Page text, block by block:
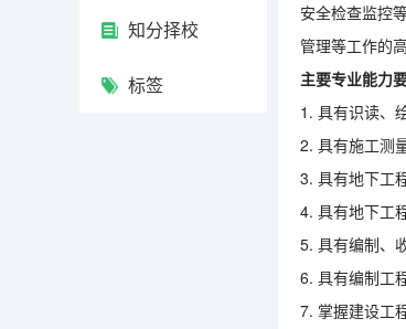
知分择校
标签
安全检查监控
管理等工作的
主要专业能力
1. 具有识读、
2. 具有施工测
3. 具有地下工
4. 具有地下工
5. 具有编制、
6. 具有编制工
7. 掌握建设工